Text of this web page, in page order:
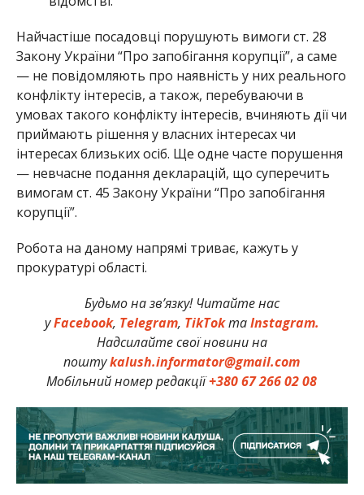
Найчастіше посадовці порушують вимоги ст. 28
Закону України “Про запобігання корупції”, а саме
— не повідомляють про наявність у них реального
конфлікту інтересів, а також, перебуваючи в
умовах такого конфлікту інтересів, вчиняють дії чи
приймають рішення у власних інтересах чи
інтересах близьких осіб. Ще одне часте порушення
— невчасне подання декларацій, що суперечить
вимогам ст. 45 Закону України “Про запобігання
корупції”.
Робота на даному напрямі триває, кажуть у
прокуратурі області.
Будьмо на зв’язку! Читайте нас
уFacebook, Telegram, TikTokтаInstagram.
Надсилайте свої новини на
поштуkalush.informator@gmail.com
Мобільний номер редакції+380 67 266 02 08